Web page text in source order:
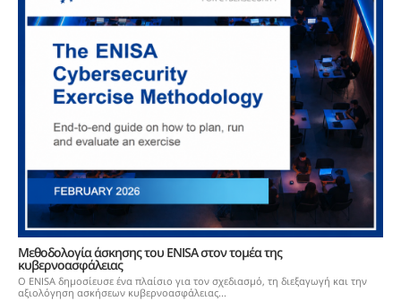
Μεθοδολογία άσκησης του ENISA στον τομέα της
κυβερνοασφάλειας
Ο ENISA δημοσίευσε ένα πλαίσιο για τον σχεδιασμό, τη διεξαγωγή και την
αξιολόγηση ασκήσεων κυβερνοασφάλειας...